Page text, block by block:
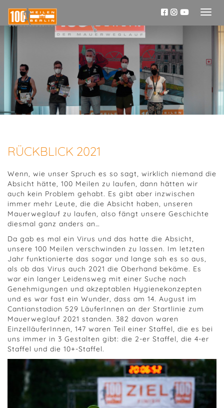
RÜCKBLICK 2021
Wenn, wie unser Spruch es so sagt, wirklich niemand die
Absicht hätte, 100 Meilen zu laufen, dann hätten wir
auch kein Problem gehabt. Es gibt aber inzwischen
immer mehr Leute, die die Absicht haben, unseren
Mauerweglauf zu laufen, also fängt unsere Geschichte
diesmal ganz anders an…
Da gab es mal ein Virus und das hatte die Absicht,
unsere 100 Meilen verschwinden zu lassen. Im letzten
Jahr funktionierte das sogar und lange sah es so aus,
als ob das Virus auch 2021 die Oberhand bekäme. Es
war ein langer Leidensweg mit einer Suche nach
Genehmigungen und akzeptablen Hygienekonzepten
und es war fast ein Wunder, dass am 14. August im
Cantianstadion 529 LäuferInnen an der Startlinie zum
Mauerweglauf 2021 standen. 382 davon waren
EinzelläuferInnen, 147 waren Teil einer Staffel, die es bei
uns immer in 3 Gestalten gibt: die 2-er Staffel, die 4-er
Staffel und die 10+-Staffel.